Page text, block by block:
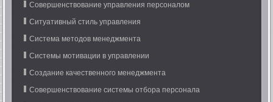
Совершенствование управления персоналом
Ситуативный стиль управления
Система методов менеджмента
Системы мотивации в управлении
Создание качественного менеджмента
Совершенствование системы отбора персонала